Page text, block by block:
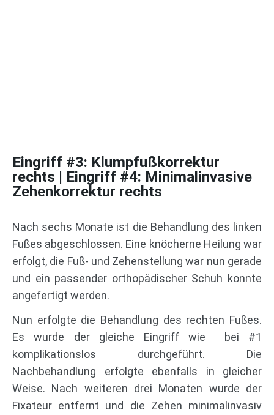
Eingriff #3: Klumpfußkorrektur
rechts | Eingriff #4: Minimalinvasive
Zehenkorrektur rechts
Nach sechs Monate ist die Behandlung des linken
Fußes abgeschlossen. Eine knöcherne Heilung war
erfolgt, die Fuß- und Zehenstellung war nun gerade
und ein passender orthopädischer Schuh konnte
angefertigt werden.
Nun erfolgte die Behandlung des rechten Fußes.
Es wurde der gleiche Eingriff wie bei #1
komplikationslos durchgeführt. Die
Nachbehandlung erfolgte ebenfalls in gleicher
Weise. Nach weiteren drei Monaten wurde der
Fixateur entfernt und die Zehen minimalinvasiv